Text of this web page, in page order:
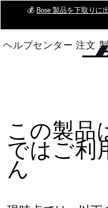
Main
💰 Bose 製品を下取りに
ヘルプセンター 注文
この製品
ではご利
ん